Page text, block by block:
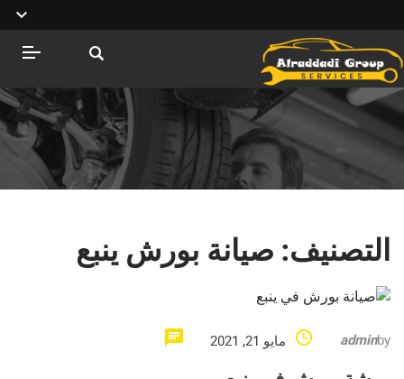
التصنيف: صيانة بورش ينبع
by
admin مايو 21, 2021